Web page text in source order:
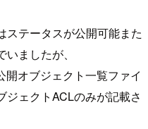
ステータスが公開可能また
ましたが、
オブジェクト一覧ファイ
ジェクトACLのみが記載さ